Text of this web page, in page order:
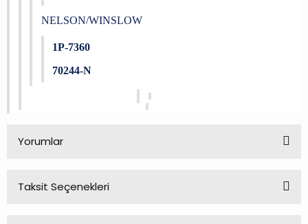
NELSON/WINSLOW
1P-7360
70244-N
Yorumlar
Taksit Seçenekleri